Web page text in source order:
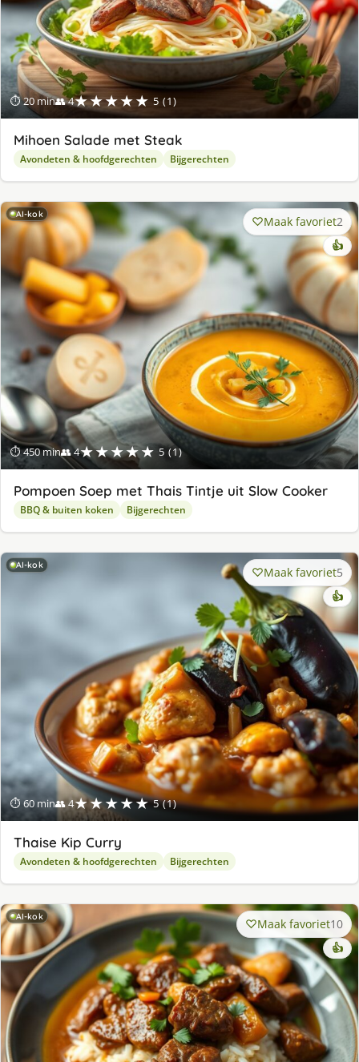
⏱ 20 min👥 4★★★★★ 5 (1)
Mihoen Salade met Steak
Avondeten & hoofdgerechten Bijgerechten
AI-kok
⏱ 450 min👥 4★★★★★ 5 (1)
Maak favoriet2
👍
Pompoen Soep met Thais Tintje uit Slow Cooker
BBQ & buiten koken Bijgerechten
AI-kok
⏱ 60 min👥 4★★★★★ 5 (1)
Maak favoriet5
👍
Thaise Kip Curry
Avondeten & hoofdgerechten Bijgerechten
AI-kok Maak favoriet10
👍